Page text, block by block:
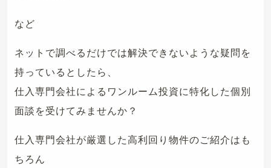
など
ネットで調べるだけでは解決できないような疑問を
持っているとしたら、
仕入専門会社によるワンルーム投資に特化した個別
面談を受けてみませんか？
仕入専門会社が厳選した高利回り物件のご紹介はも
ちろん